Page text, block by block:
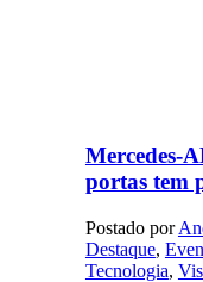
Mercedes-
portas tem
Postado por
Destaque,
Tecnologia,